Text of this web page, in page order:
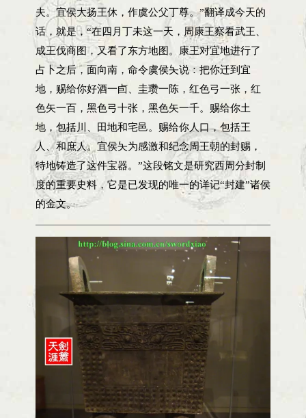
夫。宜侯大扬王休，作虞公父丁尊。”翻译成今天的
话，就是，“在四月丁未这一天，周康王察看武王、
成王伐商图，又看了东方地图。康王对宜地进行了
占卜之后，面向南，命令虞侯夨说：把你迁到宜
地，赐给你好酒一卣、圭瓒一陈，红色弓一张，红
色矢一百，黑色弓十张，黑色矢一千。赐给你土
地，包括川、田地和宅邑。赐给你人口，包括王
人、和庶人。宜侯夨为感激和纪念周王朝的封赐，
特地铸造了这件宝器。”这段铭文是研究西周分封制
度的重要史料，它是已发现的唯一的详记“封建”诸侯
的金文。